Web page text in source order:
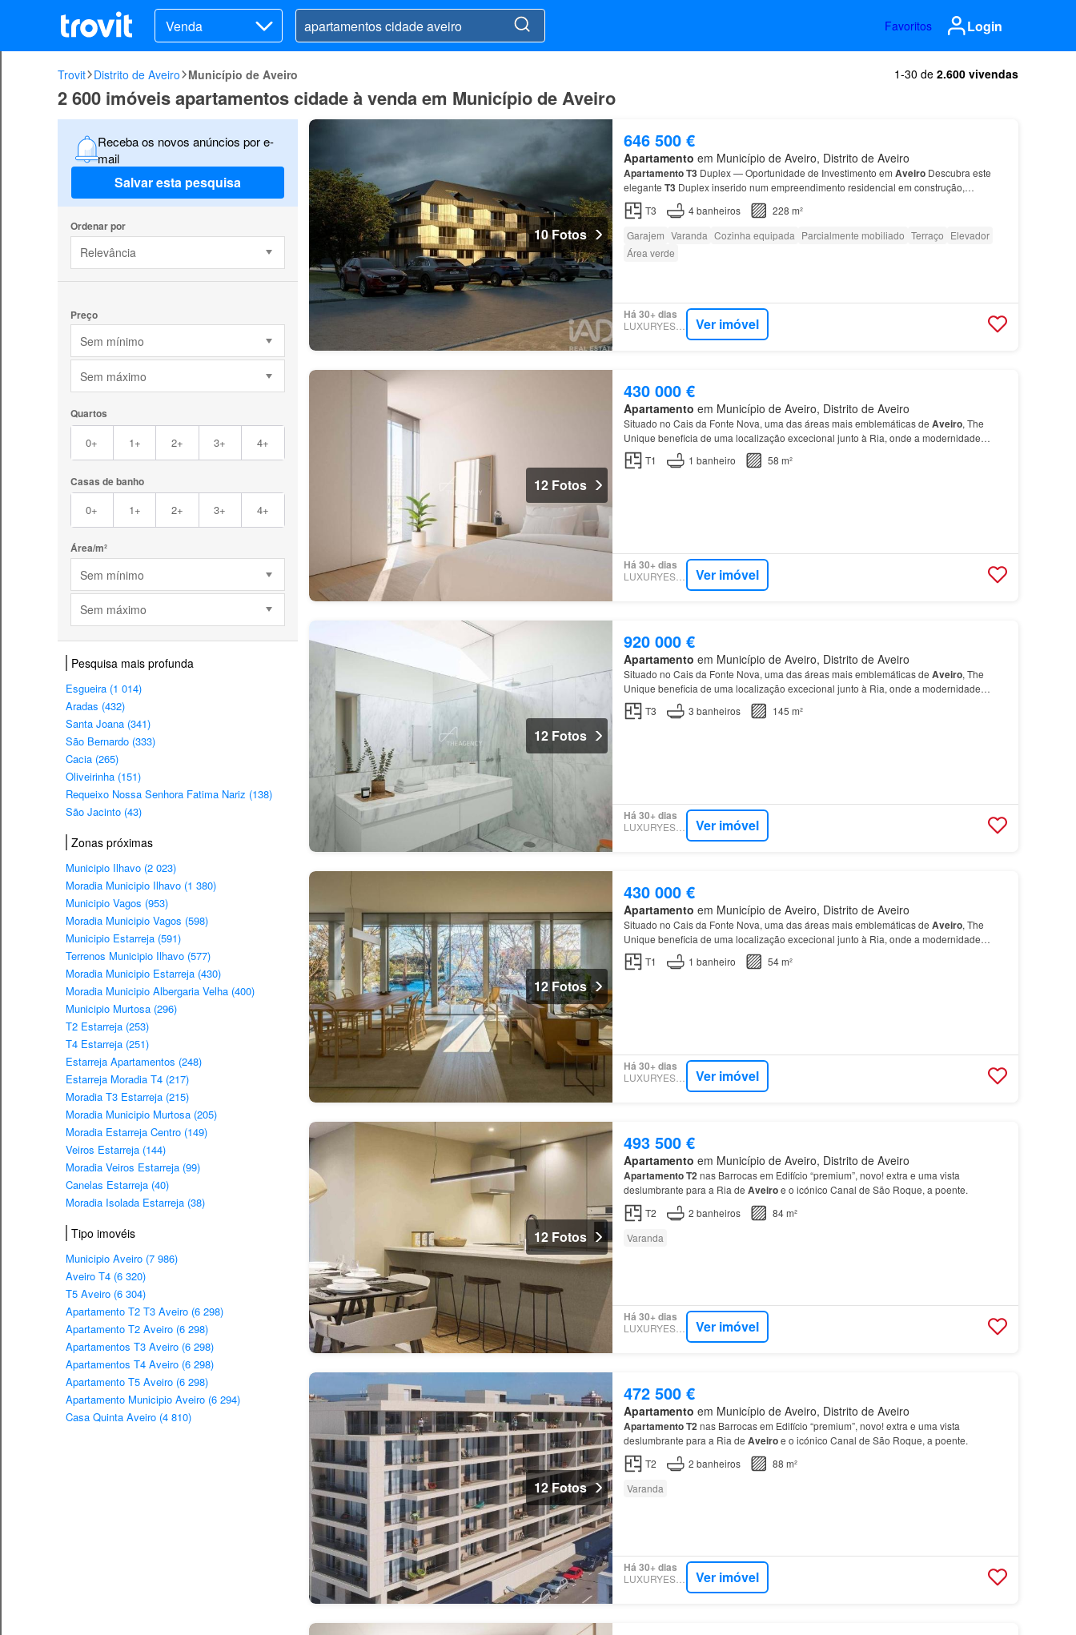
Venda Favoritos Login
Trovit Distrito de Aveiro Município de Aveiro 1-30 de 2.600 vivendas
2 600 imóveis apartamentos cidade à venda em Município de Aveiro
Receba os novos anúncios por e-
mail
Salvar esta pesquisa
Ordenar por
Relevância
Preço
Sem mínimo
Sem máximo
Quartos
0+ 1+ 2+ 3+ 4+
Casas de banho
0+ 1+ 2+ 3+ 4+
Área/m²
Sem mínimo
Sem máximo
Pesquisa mais profunda
Esgueira (1 014)
Aradas (432)
Santa Joana (341)
São Bernardo (333)
Cacia (265)
Oliveirinha (151)
Requeixo Nossa Senhora Fatima Nariz (138)
São Jacinto (43)
Zonas próximas
Municipio Ilhavo (2 023)
Moradia Municipio Ilhavo (1 380)
Municipio Vagos (953)
Moradia Municipio Vagos (598)
Municipio Estarreja (591)
Terrenos Municipio Ilhavo (577)
Moradia Municipio Estarreja (430)
Moradia Municipio Albergaria Velha (400)
Municipio Murtosa (296)
T2 Estarreja (253)
T4 Estarreja (251)
Estarreja Apartamentos (248)
Estarreja Moradia T4 (217)
Moradia T3 Estarreja (215)
Moradia Municipio Murtosa (205)
Moradia Estarreja Centro (149)
Veiros Estarreja (144)
Moradia Veiros Estarreja (99)
Canelas Estarreja (40)
Moradia Isolada Estarreja (38)
Tipo imovéis
Municipio Aveiro (7 986)
Aveiro T4 (6 320)
T5 Aveiro (6 304)
Apartamento T2 T3 Aveiro (6 298)
Apartamento T2 Aveiro (6 298)
Apartamentos T3 Aveiro (6 298)
Apartamentos T4 Aveiro (6 298)
Apartamento T5 Aveiro (6 298)
Apartamento Municipio Aveiro (6 294)
Casa Quinta Aveiro (4 810)
10 Fotos
646 500 €
Apartamento em Município de Aveiro, Distrito de Aveiro
ApartamentoT3Duplex — Oportunidade de Investimento em AveiroDescubra este
elegante T3Duplex inserido num empreendimento residencial em construção,
localizado numa das zonas mais valorizadas da
T3 4banheiros
228 m²
Garajem Varanda Cozinha equipada Parcialmente mobiliado Terraço Elevador
Área verde
Há 30+ dias
LUXURYESTATE Ver imóvel
12 Fotos
430 000 €
Apartamento em Município de Aveiro, Distrito de Aveiro
Situado no Cais da Fonte Nova, uma das áreas mais emblemáticas de Aveiro, The
Unique beneficia de uma localização excecional junto à Ria, onde a modernidade
culturais…
T1 1 banheiro 58 m²
Há 30+ dias
LUXURYESTATE Ver imóvel
12 Fotos
920 000 €
Apartamento em Município de Aveiro, Distrito de Aveiro
Situado no Cais da Fonte Nova, uma das áreas mais emblemáticas de Aveiro, The
Unique beneficia de uma localização excecional junto à Ria, onde a modernidade
culturais…
T3 3 banheiros 145 m²
Há 30+ dias
LUXURYESTATE Ver imóvel
12 Fotos
430 000 €
Apartamento em Município de Aveiro, Distrito de Aveiro
Situado no Cais da Fonte Nova, uma das áreas mais emblemáticas de Aveiro, The
Unique beneficia de uma localização excecional junto à Ria, onde a modernidade
culturais…
T1 1 banheiro 54 m²
Há 30+ dias
LUXURYESTATE Ver imóvel
12 Fotos
493 500 €
Apartamento em Município de Aveiro, Distrito de Aveiro
ApartamentoT2nas Barrocas em Edifício “premium”, novo! extra e uma vista
deslumbrante para a Ria de Aveiroe o icónico Canal de São Roque, a poente.
T2
2 banheiros
84 m²
Varanda
Há 30+ dias
LUXURYESTATE Ver imóvel
12 Fotos
472 500 €
Apartamento em Município de Aveiro, Distrito de Aveiro
ApartamentoT2nas Barrocas em Edifício “premium”, novo! extra e uma vista
deslumbrante para a Ria de Aveiroe o icónico Canal de São Roque, a poente.
T2
2 banheiros
88 m²
Varanda
Há 30+ dias
LUXURYESTATE Ver imóvel